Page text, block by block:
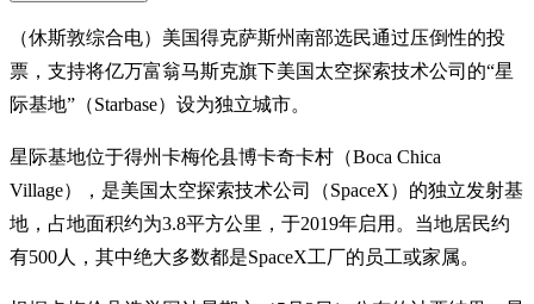
（休斯敦综合电）美国得克萨斯州南部选民通过压倒性的投
票，支持将亿万富翁马斯克旗下美国太空探索技术公司的“星
际基地”（Starbase）设为独立城市。
星际基地位于得州卡梅伦县博卡奇卡村（Boca Chica
Village），是美国太空探索技术公司（SpaceX）的独立发射基
地，占地面积约为3.8平方公里，于2019年启用。当地居民约
有500人，其中绝大多数都是SpaceX工厂的员工或家属。